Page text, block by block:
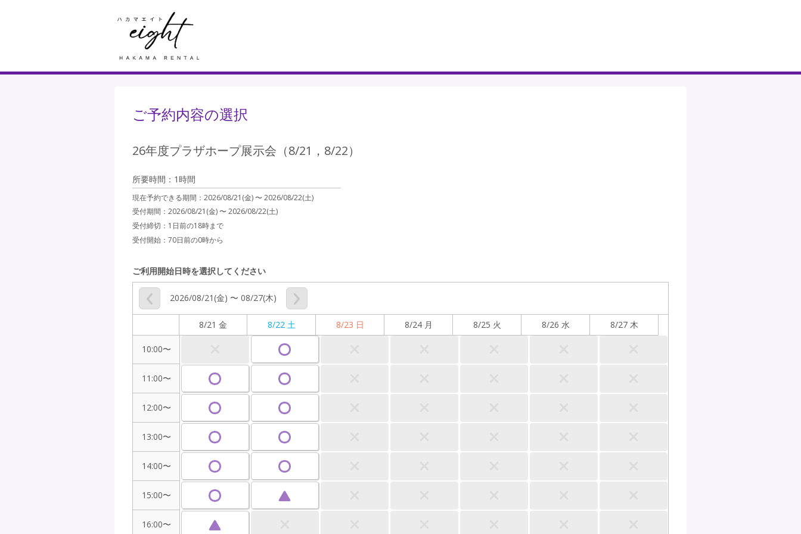
ご予約内容の選択
26年度プラザホープ展示会（8/21，8/22）
所要時間：1時間
現在予約できる期間： 2026/08/21(金) 〜2026/08/22(土)
受付期間：2026/08/21(金) 〜 2026/08/22(土)
受付締切： 1日前の18時まで
受付開始： 70日前の0時から
ご利用開始日時を選択してください
2026/08/21(金) 〜 08/27(木)
8/21 金 8/22 土 8/23 日 8/24 月 8/25 火 8/26 水 8/27 木
10:00〜
11:00〜
12:00〜
13:00〜
14:00〜
15:00〜
16:00〜